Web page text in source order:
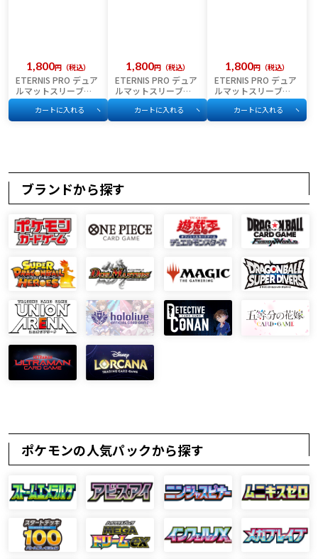
ETERNIS PRO デュア
ルマットスリーブ
Marin Blue（マリンブ
ルー）100枚入り
66×92mm スタンダ
1,800 税込
カートに入れる
ETERNIS PRO デュア
ルマットスリーブ
Black（ブラック）
100枚入り
66×92mm スタンダ
1,800 税込
カートに入れる
ETERNIS PRO デュア
ルマットスリーブ
Nova Red（ノヴァレ
ッド）100枚入り
66×92mm スタンダ
1,800 税込
カートに入れる
ブランドから探す
ポケモンの人気パックから探す